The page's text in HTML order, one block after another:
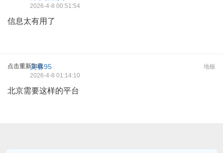
2026-4-8 00:51:54
信息太有用了
点击重新加载 地板
吴睿95
2026-4-8 01:14:10
北京需要这样的平台